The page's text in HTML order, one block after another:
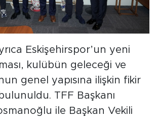
Eskişehirspor’un yeni
kulübün geleceği ve
genel yapısına ilişkin fikir
TFF Başkanı
ile Başkan Vekili